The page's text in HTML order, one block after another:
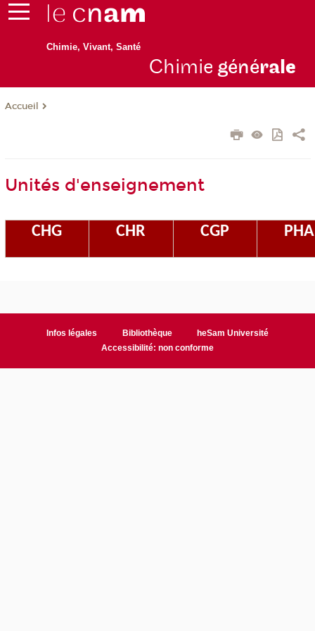
Chimie, Vivant, Santé
Chimie générale
Accueil
Unités d'enseignement
CHG CHR CGP PHA
Infos légales Bibliothèque
heSam Université
Accessibilité: non conforme